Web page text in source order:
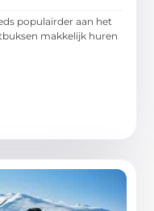
populairder aan het
makkelijk huren